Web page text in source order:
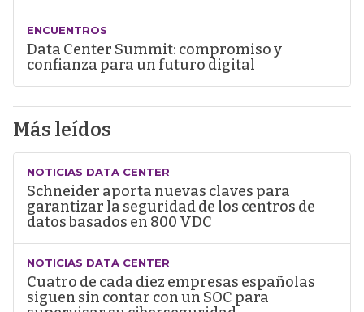
ENCUENTROS
Data Center Summit: compromiso y
confianza para un futuro digital
Más leídos
NOTICIAS DATA CENTER
Schneider aporta nuevas claves para
garantizar la seguridad de los centros de
datos basados en 800 VDC
NOTICIAS DATA CENTER
Cuatro de cada diez empresas españolas
siguen sin contar con un SOC para